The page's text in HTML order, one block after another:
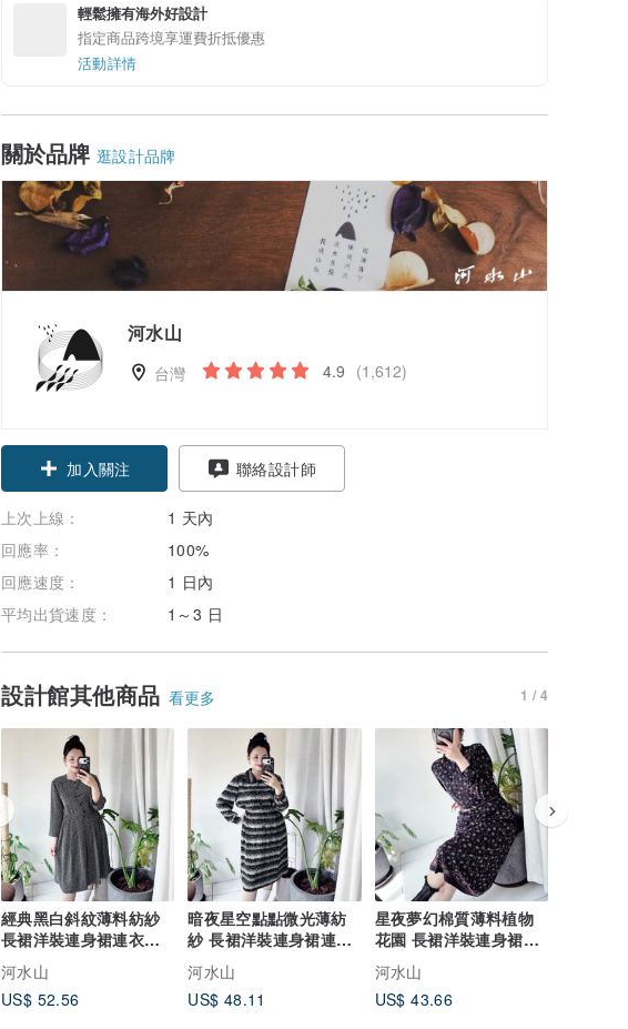
輕鬆擁有海外好設計
指定商品跨境享運費折抵優惠
活動詳情
關於品牌 逛設計品牌
河水山
台灣 4.9 (1,612)
加入關注 聯絡設計師
上次上線：
1 天內
回應率：
100%
回應速度：
1 日內
平均出貨速度：
1～3 日
設計館其他商品 看更多 1 / 4
經典黑白斜紋薄料紡紗
長裙洋裝連身裙連衣裙
古著ドレスDress
河水山
US$ 52.56
暗夜星空點點微光薄紡
紗 長裙洋裝連身裙連衣
裙古著ドレスDress
河水山
US$ 48.11
星夜夢幻棉質薄料植物
花園 長裙洋裝連身裙連
衣裙古著ドレスDress
河水山
US$ 43.66